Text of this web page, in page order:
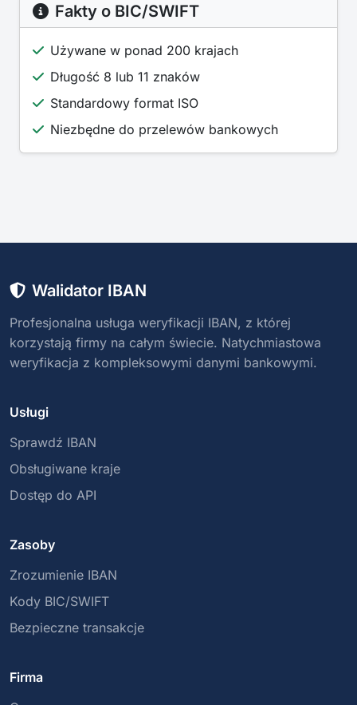
Fakty o BIC/SWIFT
Używane w ponad 200 krajach
Długość 8 lub 11 znaków
Standardowy format ISO
Niezbędne do przelewów bankowych
Walidator IBAN
Profesjonalna usługa weryfikacji IBAN, z której
korzystają firmy na całym świecie. Natychmiastowa
weryfikacja z kompleksowymi danymi bankowymi.
Usługi
Sprawdź IBAN
Obsługiwane kraje
Dostęp do API
Zasoby
Zrozumienie IBAN
Kody BIC/SWIFT
Bezpieczne transakcje
Firma